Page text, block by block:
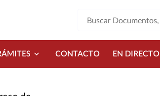
CONTACTO EN DIRECTO